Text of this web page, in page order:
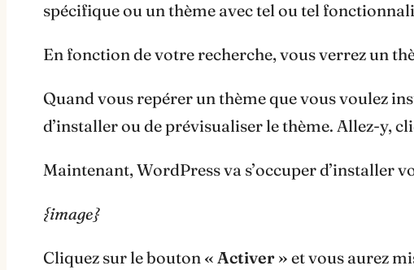
spécifique ou un thème avec tel ou tel
En fonction de votre recherche, vous verrez un
Quand vous repérer un thème que vous voulez
d’installer ou de prévisualiser le thème. Allez-y,
Maintenant, WordPress va s’occuper d’installer
{image}
Cliquez sur le bouton « Activer » et vous aurez